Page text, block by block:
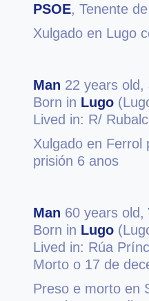
PSOE, Tenente
Xulgado en Lugo
Man 22 years old,
Born in Lugo
Lived in: R/
Xulgado en Ferrol
prisión 6 anos
Man 60 years old,
Born in Lugo
Lived in: Rúa
Morto o 17 de
Preso e morto en